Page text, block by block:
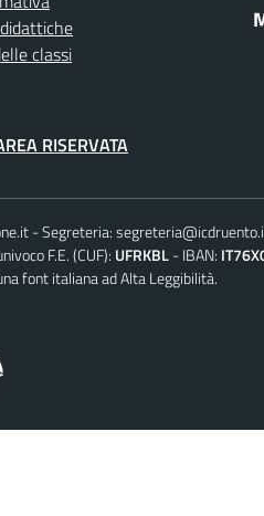
classi
RISERVATA
Segreteria:
F.E. (CUF): UFRKBL IBAN:
font italiana ad Alta Leggibilità.